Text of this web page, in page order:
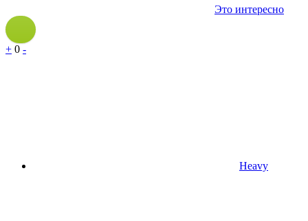
Это интересно
+ 0 -
Heavy